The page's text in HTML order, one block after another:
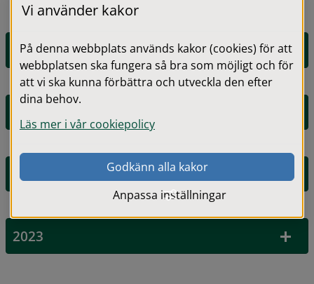
2026
2024
2023
Vi använder kakor
På denna webbplats används kakor (cookies) för att
webbplatsen ska fungera så bra som möjligt och för
att vi ska kunna förbättra och utveckla den efter
dina behov.
Läs mer i vår cookiepolicy
Godkänn alla kakor
Anpassa inställningar